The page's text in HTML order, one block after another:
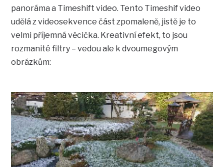
panoráma a Timeshift video. Tento Timeshif video
udělá z videosekvence část zpomaleně, jistě je to
velmi příjemná věcička. Kreativní efekt, to jsou
rozmanité filtry – vedou ale k dvoumegovým
obrázkům: